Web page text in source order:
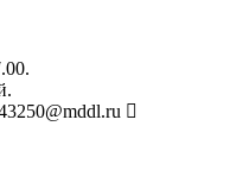
250@mddl.ru